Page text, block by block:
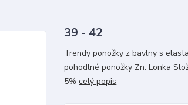
39 - 42
Trendy ponožky z bavlny s
pohodlné ponožky Zn. Lonka
5%celý popis